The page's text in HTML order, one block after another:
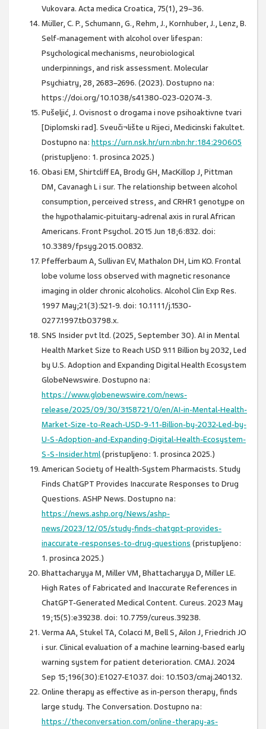
Vukovara. Acta medica Croatica, 75(1), 29–36.
Müller, C. P., Schumann, G., Rehm, J., Kornhuber, J., Lenz, B.
Self-management with alcohol over lifespan:
Psychological mechanisms, neurobiological
underpinnings, and risk assessment. Molecular
Psychiatry, 28, 2683–2696. (2023). Dostupno na:
https://doi.org/10.1038/s41380-023-02074-3.
Pušeljić, J. Ovisnost o drogama i nove psihoaktivne tvari
[Diplomski rad]. Sveuči¬lište u Rijeci, Medicinski fakultet.
Dostupno na: https://urn.nsk.hr/urn:nbn:hr:184:290605
(pristupljeno: 1. prosinca 2025.)
Obasi EM, Shirtcliff EA, Brody GH, MacKillop J, Pittman
DM, Cavanagh L i sur. The relationship between alcohol
consumption, perceived stress, and CRHR1 genotype on
the hypothalamic-pituitary-adrenal axis in rural African
Americans. Front Psychol. 2015 Jun 18;6:832. doi:
10.3389/fpsyg.2015.00832.
Pfefferbaum A, Sullivan EV, Mathalon DH, Lim KO. Frontal
lobe volume loss observed with magnetic resonance
imaging in older chronic alcoholics. Alcohol Clin Exp Res.
1997 May;21(3):521-9. doi: 10.1111/j.1530-
0277.1997.tb03798.x.
SNS Insider pvt ltd. (2025, September 30). AI in Mental
Health Market Size to Reach USD 9.11 Billion by 2032, Led
by U.S. Adoption and Expanding Digital Health Ecosystem
GlobeNewswire. Dostupno na:
https://www.globenewswire.com/news-
release/2025/09/30/3158721/0/en/AI-in-Mental-Health-
Market-Size-to-Reach-USD-9-11-Billion-by-2032-Led-by-
U-S-Adoption-and-Expanding-Digital-Health-Ecosystem-
S-S-Insider.html(pristupljeno: 1. prosinca 2025.)
American Society of Health-System Pharmacists. Study
Finds ChatGPT Provides Inaccurate Responses to Drug
Questions. ASHP News. Dostupno na:
https://news.ashp.org/News/ashp-
news/2023/12/05/study-finds-chatgpt-provides-
inaccurate-responses-to-drug-questions (pristupljeno:
1. prosinca 2025.)
Bhattacharyya M, Miller VM, Bhattacharyya D, Miller LE.
High Rates of Fabricated and Inaccurate References in
ChatGPT-Generated Medical Content. Cureus. 2023 May
19;15(5):e39238. doi: 10.7759/cureus.39238.
Verma AA, Stukel TA, Colacci M, Bell S, Ailon J, Friedrich JO
i sur. Clinical evaluation of a machine learning-based early
warning system for patient deterioration. CMAJ. 2024
Sep 15;196(30):E1027-E1037. doi: 10.1503/cmaj.240132.
Online therapy as effective as in-person therapy, finds
large study. The Conversation. Dostupno na:
https://theconversation.com/online-therapy-as-